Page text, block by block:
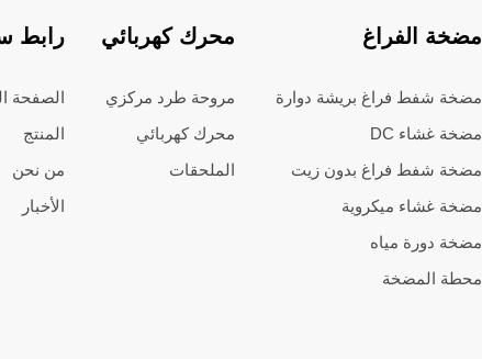
مضخة الفراغ
مضخة شفط فراغ بريشة دوارة
مضخة غشاء DC
مضخة شفط فراغ بدون زيت
مضخة غشاء ميكروية
مضخة دورة مياه
محطة المضخة
محرك كهربائي
مروحة طرد مركزي
محرك كهربائي
الملحقات
رابط
الصفحة
المنتج
من نحن
الأخبار